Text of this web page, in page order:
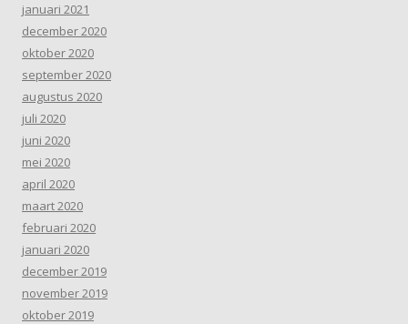
januari 2021
december 2020
oktober 2020
september 2020
augustus 2020
juli 2020
juni 2020
mei 2020
april 2020
maart 2020
februari 2020
januari 2020
december 2019
november 2019
oktober 2019